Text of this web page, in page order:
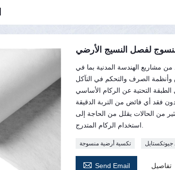
لفصل النسيج الأرضي
مشاريع الهندسة المدنية بما في
التحتية عن الركام الأساسي
من الحالات يقلل من الحاجة إلى
تكسية أرضية منسوجة
 Send Email تفاصيل